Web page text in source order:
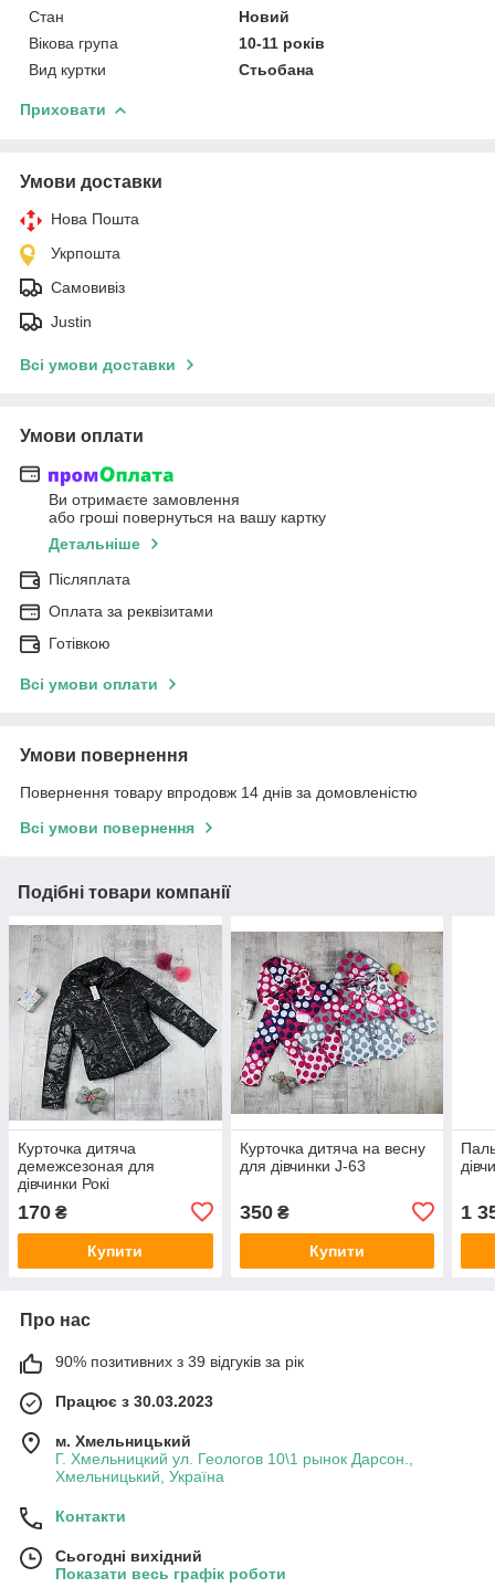
Стан
Новий
Вікова група
10-11 років
Вид куртки
Стьобана
Приховати
Умови доставки
Нова Пошта
Укрпошта
Самовивіз
Justin
Всі умови доставки
Умови оплати
Ви отримаєте замовлення
або гроші повернуться на вашу картку
Детальніше
Післяплата
Оплата за реквізитами
Готівкою
Всі умови оплати
Умови повернення
Повернення товару впродовж 14 днів за домовленістю
Всі умови повернення
Подібні товари компанії
Курточка дитяча
демежсезоная для
дівчинки Рокі
170 ₴
Купити
Курточка дитяча на весну
для дівчинки J-63
350₴
Купити
1
Про нас
90% позитивних з 39 відгуків за рік
Працює з 30.03.2023
м. Хмельницький
Г. Хмельницкий ул. Геологов 10\1 рынок Дарсон.,
Хмельницький, Україна
Контакти
Сьогодні вихідний
Показати весь графік роботи